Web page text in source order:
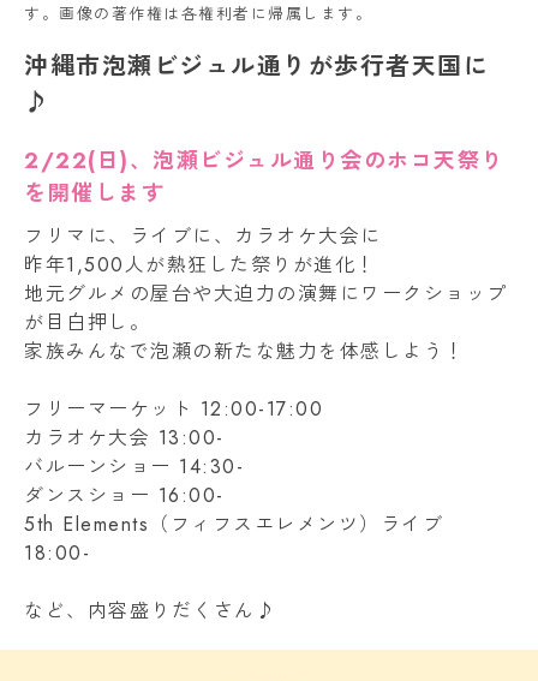
す。画像の著作権は各権利者に帰属します。
沖縄市泡瀬ビジュル通りが歩行者天国に
♪
2/22(日)、泡瀬ビジュル通り会のホコ天祭り
を開催します
フリマに、ライブに、カラオケ大会に
昨年1,500人が熱狂した祭りが進化！
地元グルメの屋台や大迫力の演舞にワークショップ
が目白押し。
家族みんなで泡瀬の新たな魅力を体感しよう！
フリーマーケット 12:00-17:00
カラオケ大会 13:00-
バルーンショー 14:30-
ダンスショー 16:00-
5th Elements（フィフスエレメンツ）ライブ
18:00-
など、内容盛りだくさん♪